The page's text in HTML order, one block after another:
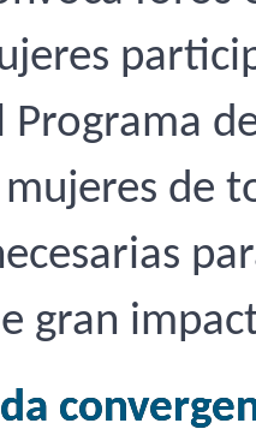
de
gran